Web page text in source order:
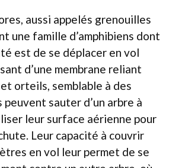
aussi appelés grenouilles
une famille d’amphibiens dont
est de se déplacer en vol
d’une membrane reliant
orteils, semblable à des
peuvent sauter d’un arbre à
leur surface aérienne pour
Leur capacité à couvrir
en vol leur permet de se